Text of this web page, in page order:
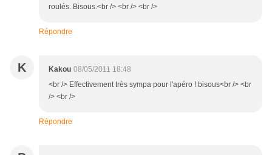
roulés. Bisous.<br /> <br /> <br />
Répondre
K Kakou 08/05/2011 18:48
<br /> Effectivement très sympa pour l'apéro ! bisous<br /> <br
/> <br />
Répondre